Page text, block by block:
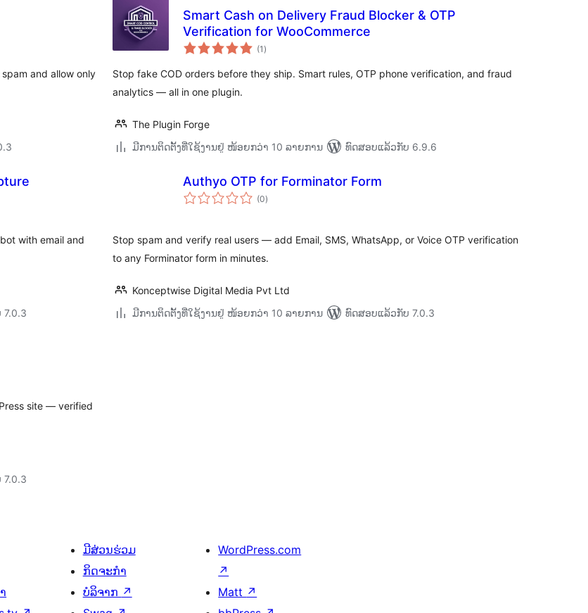
and allow only
Smart Cash on Delivery Fraud Blocker & OTP
Verification for WooCommerce
(1 ຄະແນນ
ທັງໝົດ
)
Stop fake COD orders before they ship. Smart rules, OTP phone verification, and fraud
analytics — all in one plugin.
The Plugin Forge
ມີການຕິດຕັ້ງທີ່ໃຊ້ງານຢູ່ ໜ້ອຍກວ່າ 10 ລາຍການ
ທົດສອບແລ້ວກັບ 6.9.6
with email and
Authyo OTP for Forminator Form
(0ຄະແນນ
ທັງໝົດ
)
Stop spam and verify real users — add Email, SMS, WhatsApp, or Voice OTP verification
to any Forminator form in minutes.
Konceptwise Digital Media Pvt Ltd
ມີການຕິດຕັ້ງທີ່ໃຊ້ງານຢູ່ ໜ້ອຍກວ່າ 10 ລາຍການ
ທົດສອບແລ້ວກັບ 7.0.3
site — verified
ມີສ່ວນຮ່ວມ
ກິດຈະກຳ
ບໍລິຈາກ ↗
WordPress.com
↗
Matt ↗